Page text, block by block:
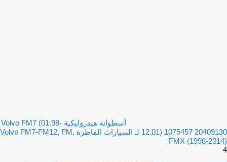
أسطوانة هيدروليكية Volvo FM7 (01.98-
12.01) 1075457 20409130 لـ السيارات القاطرة Volvo FM7-FM12, FM,
FMX (1998-2014)
4